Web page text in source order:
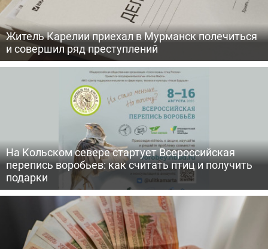
Житель Карелии приехал в Мурманск полечиться
и совершил ряд преступлений
На Кольском севере стартует Всероссийская
перепись воробьев: как считать птиц и получить
подарки